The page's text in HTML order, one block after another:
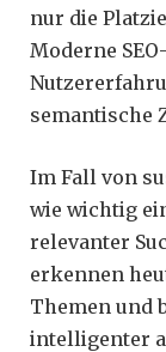
nur die
Moderne
semantische
Im Fall von
wie wichtig
relevanter
erkennen
Themen und
intelligenter